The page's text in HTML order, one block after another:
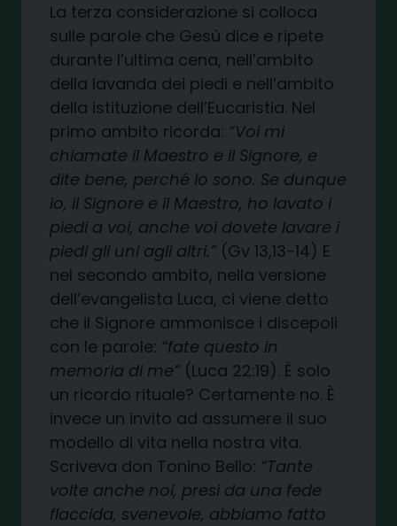
La terza considerazione si colloca
sulle parole che Gesù dice e ripete
durante l’ultima cena, nell’ambito
della lavanda dei piedi e nell’ambito
della istituzione dell’Eucaristia. Nel
primo ambito ricorda: “Voi mi
chiamate il Maestro e il Signore, e
dite bene, perché lo sono. Se dunque
io, il Signore e il Maestro, ho lavato i
piedi a voi, anche voi dovete lavare i
piedi gli uni agli altri.” (Gv 13,13-14) E
nel secondo ambito, nella versione
dell’evangelista Luca, ci viene detto
che il Signore ammonisce i discepoli
con le parole: “fate questo in
memoria di me” (Luca 22:19). È solo
un ricordo rituale? Certamente no. È
invece un invito ad assumere il suo
modello di vita nella nostra vita.
Scriveva don Tonino Bello: “Tante
volte anche noi, presi da una fede
flaccida, svenevole, abbiamo fatto